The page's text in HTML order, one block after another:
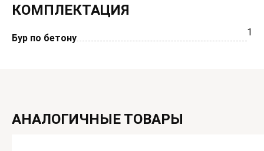
КОМПЛЕКТАЦИЯ
Бур по бетону
1
АНАЛОГИЧНЫЕ ТОВАРЫ